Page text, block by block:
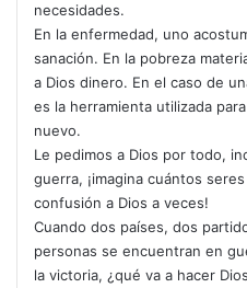
necesidades.
En la enfermedad, uno
sanación. En la pobreza
a Dios dinero. En el caso de
es la herra­mienta utilizada
nuevo.
Le pedimos a Dios por todo,
guerra, ¡imagina cuántos
confusión a Dios a veces!
Cuando dos países, dos
personas se encuentran en
la victoria, ¿qué va a hacer